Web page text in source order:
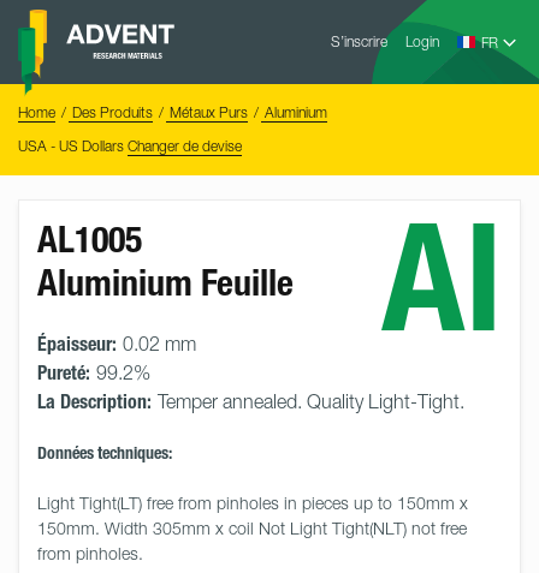
Skip
content
S’inscrire Login
Advent
Home Des Produits Métaux Purs
Aluminium
USA - US Dollars Changer de devise
Al
AL1005
Aluminium Feuille
Épaisseur: 0.02 mm
Pureté: 99.2%
La Description: Temper annealed. Quality Light-Tight.
Données techniques:
Light Tight(LT) free from pinholes in pieces up to 150mm x
150mm. Width 305mm x coil Not Light Tight(NLT) not free
from pinholes.